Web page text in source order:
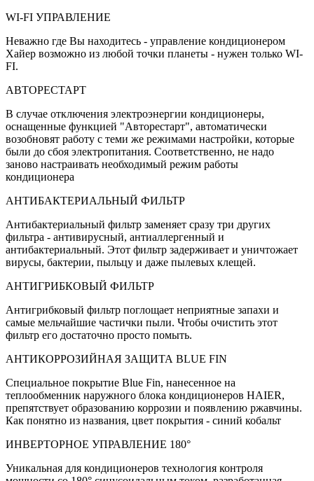
WI-FI УПРАВЛЕНИЕ
Неважно где Вы находитесь - управление кондиционером
Хайер возможно из любой точки планеты - нужен только WI-
FI.
АВТОРЕСТАРТ
В случае отключения электроэнергии кондиционеры,
оснащенные функцией "Авторестарт", автоматически
возобновят работу с теми же режимами настройки, которые
были до сбоя электропитания. Соответственно, не надо
заново настраивать необходимый режим работы
кондиционера
АНТИБАКТЕРИАЛЬНЫЙ ФИЛЬТР
Антибактериальный фильтр заменяет сразу три других
фильтра - антивирусный, антиаллергенный и
антибактериальный. Этот фильтр задерживает и уничтожает
вирусы, бактерии, пыльцу и даже пылевых клещей.
АНТИГРИБКОВЫЙ ФИЛЬТР
Антигрибковый фильтр поглощает неприятные запахи и
самые мельчайшие частички пыли. Чтобы очистить этот
фильтр его достаточно просто помыть.
АНТИКОРРОЗИЙНАЯ ЗАЩИТА BLUE FIN
Специальное покрытие Blue Fin, нанесенное на
теплообменник наружного блока кондиционеров HAIER,
препятствует образованию коррозии и появлению ржавчины.
Как понятно из названия, цвет покрытия - синий кобальт
ИНВЕРТОРНОЕ УПРАВЛЕНИЕ 180°
Уникальная для кондиционеров технология контроля